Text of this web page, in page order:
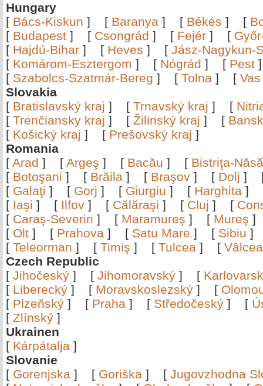
Hungary
[ Bács-Kiskun ] [ Baranya ] [ Békés ] [
[ Budapest ] [ Csongrád ] [ Fejér ] [
[ Hajdú-Bihar ] [ Heves ] [ Jász-Nagykun-
[ Komárom-Esztergom ] [ Nógrád ] [ Pest
[ Szabolcs-Szatmár-Bereg ] [ Tolna ] [ Vas
Slovakia
[ Bratislavský kraj ] [ Trnavský kraj ] [
[ Trenčiansky kraj ] [ Žilinský kraj ] [
[ Košický kraj ] [ Prešovský kraj ]
Romania
[ Arad ] [ Argeş ] [ Bacău ] [ Bistriţa-
[ Botoşani ] [ Brăila ] [ Braşov ] [ Dolj ]
[ Galaţi ] [ Gorj ] [ Giurgiu ] [ Harghita ]
[ Iaşi ] [ Ilfov ] [ Călăraşi ] [ Cluj ] [
[ Caraş-Severin ] [ Maramureş ] [ Mureş
[ Olt ] [ Prahova ] [ Satu Mare ] [ Sibiu
[ Teleorman ] [ Timiş ] [ Tulcea ] [
Czech Republic
[ Jihočeský ] [ Jihomoravský ] [
[ Liberecký ] [ Moravskoslezský ] [
[ Plzeňský ] [ Praha ] [ Středočeský ] [
[ Zlínský ]
Ukrainen
[ Kárpátalja ]
Slovanie
[ Gorenjska ] [ Goriška ] [ Jugovzhodna